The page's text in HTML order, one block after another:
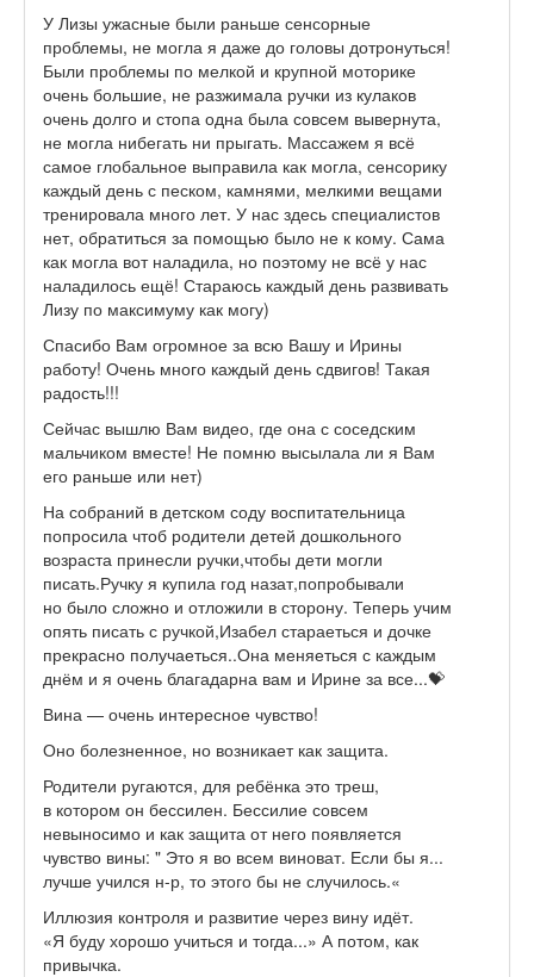
У Лизы ужасные были раньше сенсорные
проблемы, не могла я даже до головы дотронуться!
Были проблемы по мелкой и крупной моторике
очень большие, не разжимала ручки из кулаков
очень долго и стопа одна была совсем вывернута,
не могла нибегать ни прыгать. Массажем я всё
самое глобальное выправила как могла, сенсорику
каждый день с песком, камнями, мелкими вещами
тренировала много лет. У нас здесь специалистов
нет, обратиться за помощью было не к кому. Сама
как могла вот наладила, но поэтому не всё у нас
наладилось ещё! Стараюсь каждый день развивать
Лизу по максимуму как могу)
Спасибо Вам огромное за всю Вашу и Ирины
работу! Очень много каждый день сдвигов! Такая
радость!!!
Сейчас вышлю Вам видео, где она с соседским
мальчиком вместе! Не помню высылала ли я Вам
его раньше или нет)
На собраний в детском соду воспитательница
попросила чтоб родители детей дошкольного
возраста принесли ручки,чтобы дети могли
писать.Ручку я купила год назат,попробывали
но было сложно и отложили в сторону. Теперь учим
опять писать с ручкой,Изабел стараеться и дочке
прекрасно получаеться..Она меняеться с каждым
днём и я очень благадарна вам и Ирине за все...💝
Вина — очень интересное чувство!
Оно болезненное, но возникает как защита.
Родители ругаются, для ребёнка это треш,
в котором он бессилен. Бессилие совсем
невыносимо и как защита от него появляется
чувство вины: " Это я во всем виноват. Если бы я...
лучше учился н-р, то этого бы не случилось.«
Иллюзия контроля и развитие через вину идёт.
«Я буду хорошо учиться и тогда...» А потом, как
привычка.